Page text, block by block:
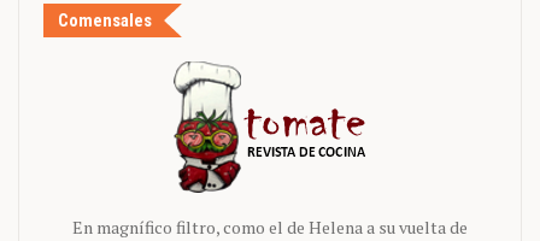
Comensales
En magnífico filtro, como el de Helena a su vuelta de